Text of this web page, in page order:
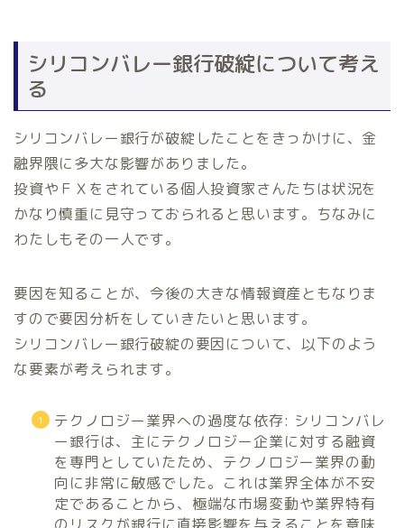
シリコンバレー銀行破綻について考え
る
シリコンバレー銀行が破綻したことをきっかけに、金
融界隈に多大な影響がありました。
投資やＦＸをされている個人投資家さんたちは状況を
かなり慎重に見守っておられると思います。ちなみに
わたしもその一人です。
要因を知ることが、今後の大きな情報資産ともなりま
すので要因分析をしていきたいと思います。
シリコンバレー銀行破綻の要因について、以下のよう
な要素が考えられます。
テクノロジー業界への過度な依存: シリコンバレ
ー銀行は、主にテクノロジー企業に対する融資
を専門としていたため、テクノロジー業界の動
向に非常に敏感でした。これは業界全体が不安
定であることから、極端な市場変動や業界特有